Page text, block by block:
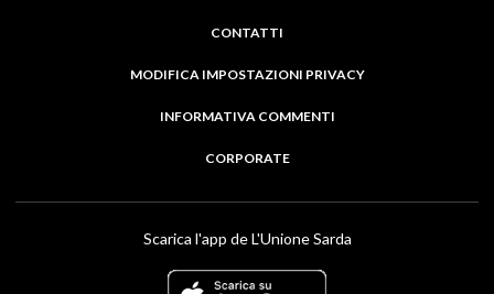
CONTATTI
MODIFICA IMPOSTAZIONI PRIVACY
INFORMATIVA COMMENTI
CORPORATE
Scarica l'app de L'Unione Sarda